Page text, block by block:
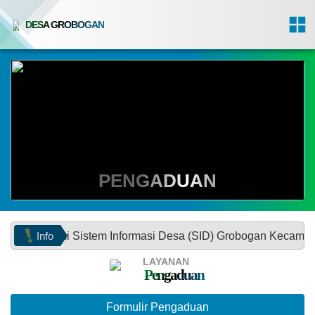
DESA GROBOGAN
PENGADUAN
Info
Sistem Informasi Desa (SID) Grobogan Kecamatan
LAYANAN
Pengaduan
Formulir Pengaduan